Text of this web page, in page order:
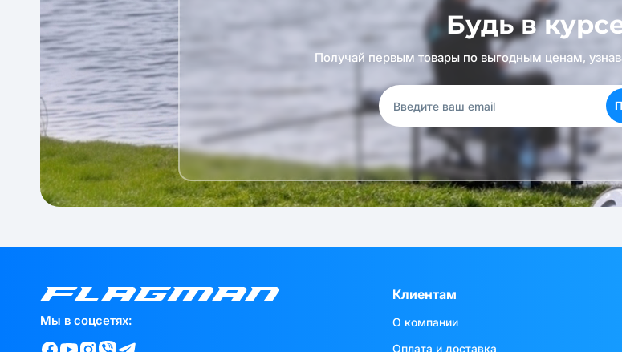
Будь в
Получай первым товары по выгодным ценам,
Мы в соцсетях:
Клиентам
О компании
Оплата и доставка